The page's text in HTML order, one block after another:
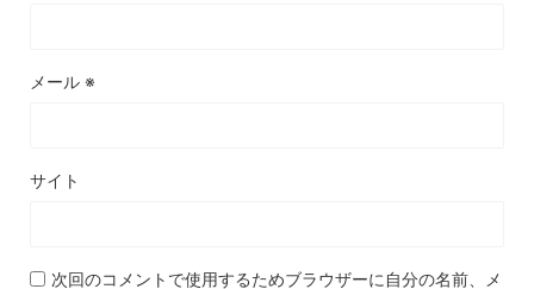
メール ※
サイト
次回のコメントで使用するためブラウザーに自分の名前、メ